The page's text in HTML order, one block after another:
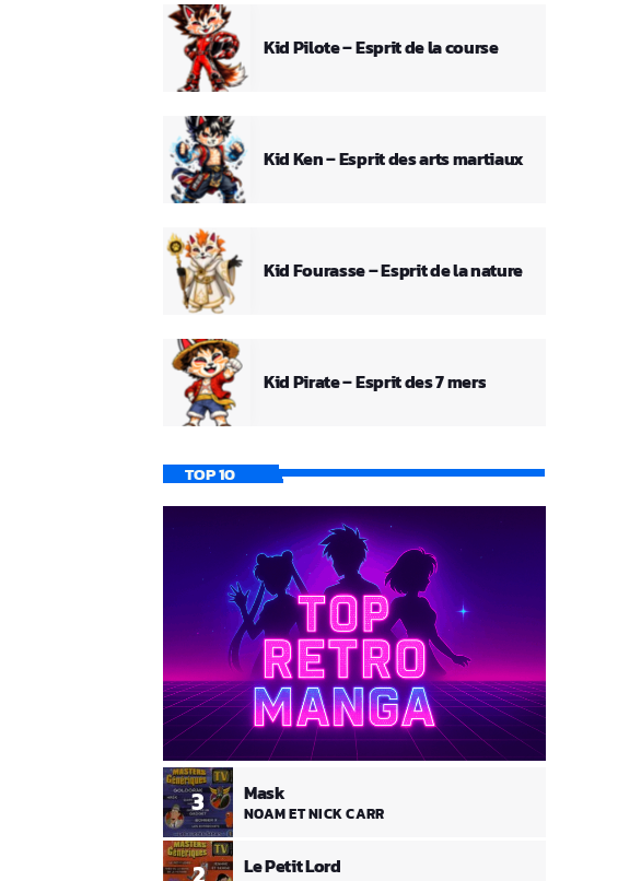
Kid Pilote – Esprit de la course
Kid Ken – Esprit des arts martiaux
Kid Fourasse – Esprit de la nature
Kid Pirate – Esprit des 7 mers
TOP 10
Le Petit Lord
3 Mask
NOAM ET NICK CARR